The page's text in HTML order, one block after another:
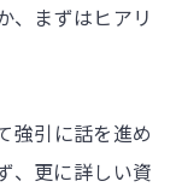
、まずはヒアリ
強引に話を進め
、更に詳しい資